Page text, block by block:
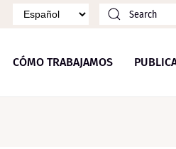
Idioma
CÓMO TRABAJAMOS